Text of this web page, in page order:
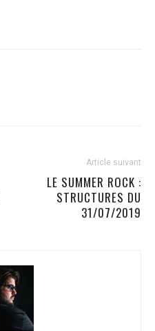
Article suivant
LE SUMMER ROCK :
STRUCTURES DU
31/07/2019